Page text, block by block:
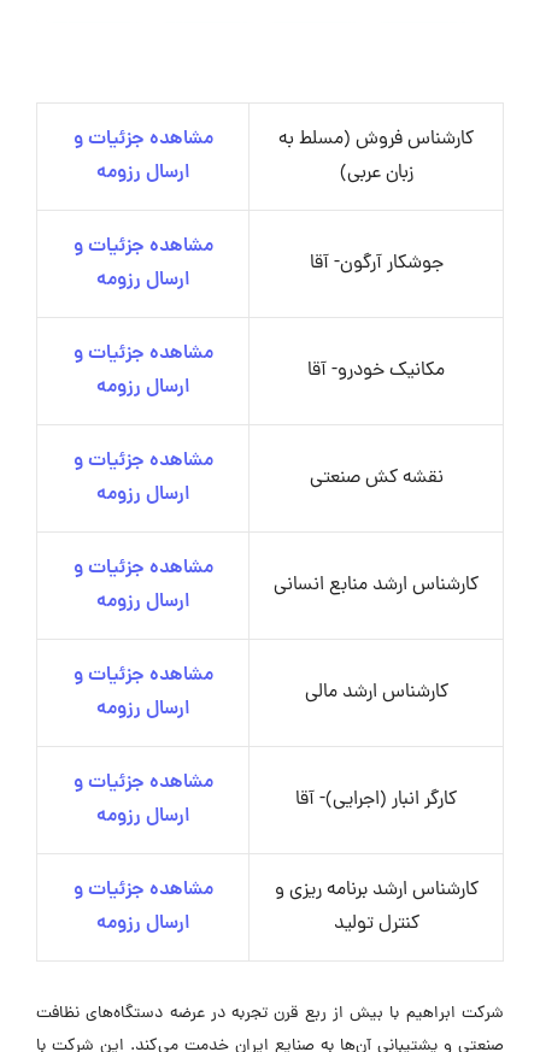
کارشناس فروش (مسلط به
زبان عربی)
مشاهده جزئیات و
ارسال رزومه
جوشکار آرگون- آقا
مشاهده جزئیات و
ارسال رزومه
مکانیک خودرو- آقا
مشاهده جزئیات و
ارسال رزومه
نقشه کش صنعتی
مشاهده جزئیات و
ارسال رزومه
کارشناس ارشد منابع انسانی
مشاهده جزئیات و
ارسال رزومه
کارشناس ارشد مالی
مشاهده جزئیات و
ارسال رزومه
کارگر انبار (اجرایی)- آقا
مشاهده جزئیات و
ارسال رزومه
کارشناس ارشد برنامه ریزی و
کنترل تولید
مشاهده جزئیات و
ارسال رزومه
شرکت ابراهیم با بیش از ربع قرن تجربه در عرضه دستگاه‌های نظافت
صنعتی و پشتیبانی آن‌ها به صنایع ایران خدمت می‌کند. این شرکت با